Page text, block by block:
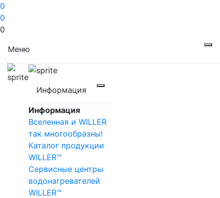
0
0
0
Меню
Информация
Информация
Вселенная и WILLER
так многообразны!
Каталог продукции
WILLER™
Сервисные центры
водонагревателей
WILLER™